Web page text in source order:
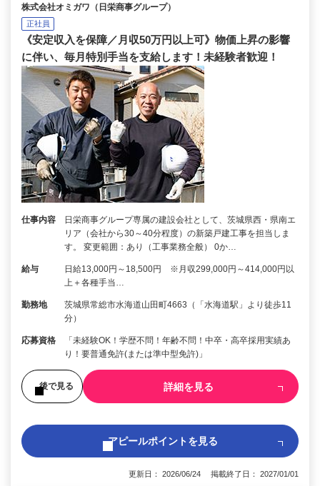
株式会社オミガワ（日栄商事グループ）
正社員
《安定収入を保障／月収50万円以上可》物価上昇の影響
に伴い、毎月特別手当を支給します！未経験者歓迎！
仕事内容
日栄商事グループ専属の建設会社として、茨城県西・県南エ
リア（会社から30～40分程度）の新築戸建工事を担当しま
す。 変更範囲：あり（工事業務全般） 0か…
給与
日給13,000円～18,500円 ※月収299,000円～414,000円以
上＋各種手当…
勤務地
茨城県常総市水海道山田町4663（「水海道駅」より徒歩11
分）
応募資格
「未経験OK！学歴不問！年齢不問！中卒・高卒採用実績あ
り！要普通免許(または準中型免許)」
後で見る 詳細を見る
アピールポイントを見る
更新日： 2026/06/24 掲載終了日： 2027/01/01